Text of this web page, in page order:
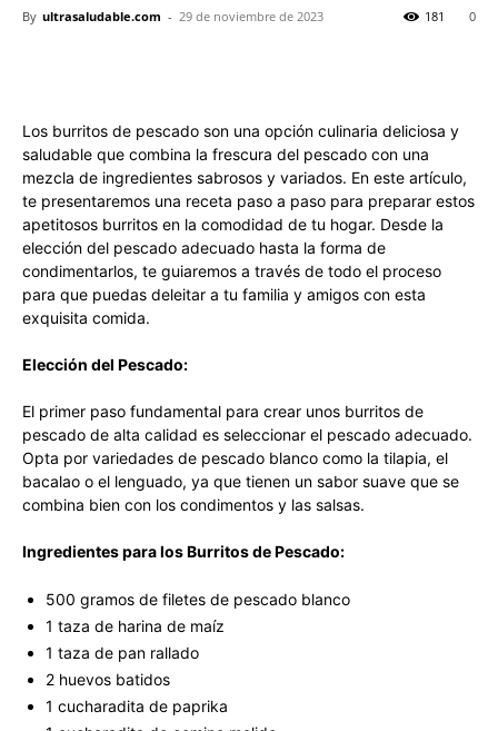
By ultrasaludable.com - 29 de noviembre de 2023 0
181
Los burritos de pescado son una opción culinaria deliciosa y
saludable que combina la frescura del pescado con una
mezcla de ingredientes sabrosos y variados. En este artículo,
te presentaremos una receta paso a paso para preparar estos
apetitosos burritos en la comodidad de tu hogar. Desde la
elección del pescado adecuado hasta la forma de
condimentarlos, te guiaremos a través de todo el proceso
para que puedas deleitar a tu familia y amigos con esta
exquisita comida.
Elección del Pescado:
El primer paso fundamental para crear unos burritos de
pescado de alta calidad es seleccionar el pescado adecuado.
Opta por variedades de pescado blanco como la tilapia, el
bacalao o el lenguado, ya que tienen un sabor suave que se
combina bien con los condimentos y las salsas.
Ingredientes para los Burritos de Pescado:
500 gramos de filetes de pescado blanco
1 taza de harina de maíz
1 taza de pan rallado
2 huevos batidos
1 cucharadita de paprika